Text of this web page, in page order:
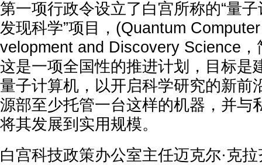
第一项行政令设立了白宫所称的“量
发现科学”项目，(Quantum
velopment and Discovery Science
这是一项全国性的推进计划，目标是
量子计算机，以开启科学研究的新前
源部至少托管一台这样的机器，并与
将其发展到实用规模。
白宫科技政策办公室主任迈克尔·克